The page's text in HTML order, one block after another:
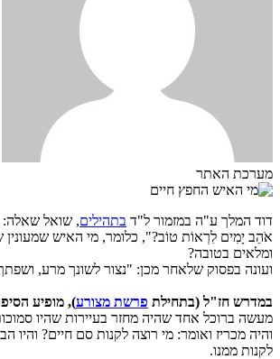
מערכת האתר
דוד המלך ע"ה במזמור ל"ד בתהילים, שואל שאלה:
אֹהֵב יָמִים לִרְאוֹת טוֹב?", כלומר, מי האיש שמעונין
ומלאים בטובה?
ועונה בפסוק שלאחר מכן: "נצור לשונך מרע,
במדרש חז"ל (בתחילת פרשת מצורע), מופיע
מעשה ברוכל אחד שהיה מחזר בעיירות שהיו
והיה מכריז ואומר: מי רוצה לקנות סם חיים? והיו
לקנות ממנו.